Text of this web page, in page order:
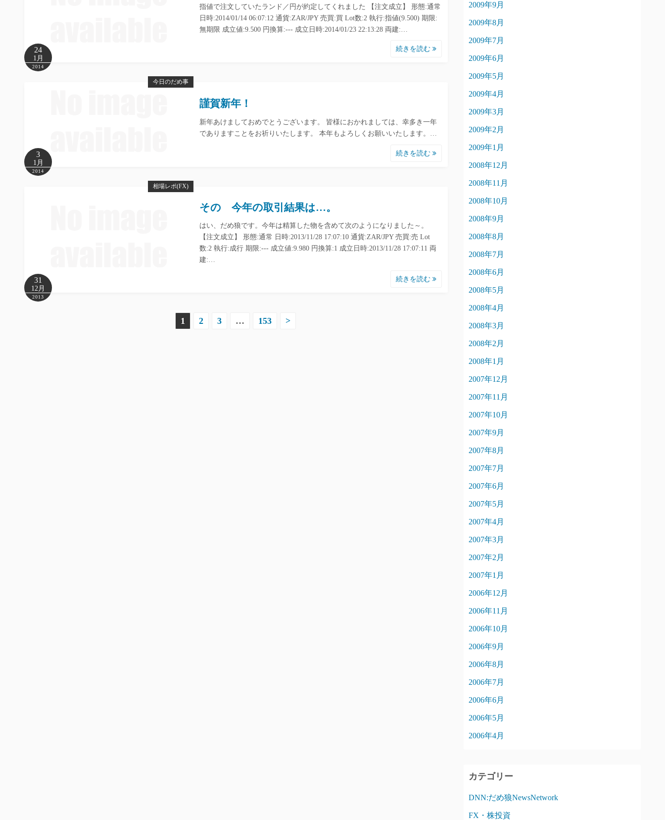
24
1月
2014
指値で注文していたランド／円が約定してくれました 【注文成立】 形態:通常
日時:2014/01/14 06:07:12 通貨:ZAR/JPY 売買:買 Lot数:2 執行:指値(9.500) 期限:
無期限 成立値:9.500 円換算:--- 成立日時:2014/01/23 22:13:28 両建:…
続きを読む
今日のだめ事
3
1月
2014
謹賀新年！
新年あけましておめでとうございます。 皆様におかれましては、幸多き一年
でありますことをお祈りいたします。 本年もよろしくお願いいたします。…
続きを読む
相場レポ(FX)
31
12月
2013
その 今年の取引結果は…。
はい、だめ狼です。今年は精算した物を含めて次のようになりました～。
【注文成立】 形態:通常 日時:2013/11/28 17:07:10 通貨:ZAR/JPY 売買:売 Lot
数:2 執行:成行 期限:--- 成立値:9.980 円換算:1 成立日時:2013/11/28 17:07:11 両
建:…
続きを読む
1 2 3 … 153 >
2009年9月
2009年8月
2009年7月
2009年6月
2009年5月
2009年4月
2009年3月
2009年2月
2009年1月
2008年12月
2008年11月
2008年10月
2008年9月
2008年8月
2008年7月
2008年6月
2008年5月
2008年4月
2008年3月
2008年2月
2008年1月
2007年12月
2007年11月
2007年10月
2007年9月
2007年8月
2007年7月
2007年6月
2007年5月
2007年4月
2007年3月
2007年2月
2007年1月
2006年12月
2006年11月
2006年10月
2006年9月
2006年8月
2006年7月
2006年6月
2006年5月
2006年4月
カテゴリー
DNN:だめ狼NewsNetwork
FX・株投資